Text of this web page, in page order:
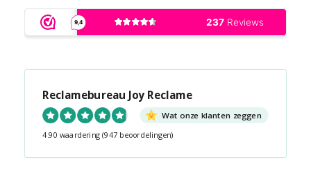
Reclamebureau Joy Reclame
Wat onze klanten zeggen
4.90 waardering (947 beoordelingen)